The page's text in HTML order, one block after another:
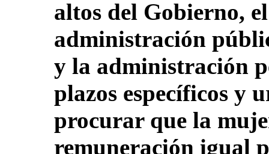
altos del Gobierno,
administración
y la administración
plazos específicos y
procurar que la
remuneración igual